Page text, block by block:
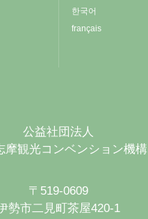
한국어
français
公益社団法人
摩観光コンベンション機構
〒519-0609
勢市二見町茶屋420-1